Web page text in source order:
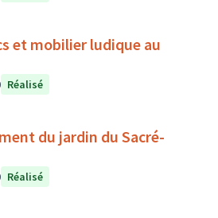
et mobilier ludique au
Réalisé
du jardin du Sacré-
Réalisé